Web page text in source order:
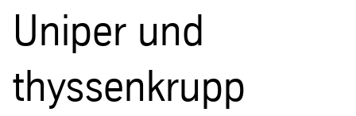
Uniper und
thyssenkrupp